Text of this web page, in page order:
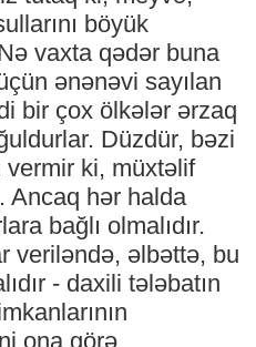
böyük
vaxta qədər buna
ənənəvi sayılan
bir çox ölkələr ərzaq
Düzdür, bəzi
ki, müxtəlif
Ancaq hər halda
bağlı olmalıdır.
veriləndə, əlbəttə, bu
- daxili tələbatın
ona görə